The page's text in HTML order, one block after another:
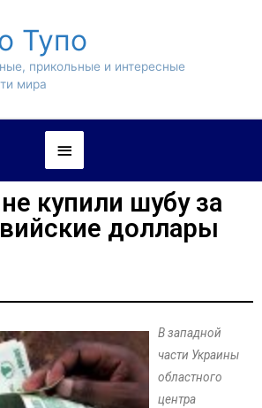
Тупо
прикольные и интересные
мира
купили шубу за
доллары
В западной
части Украины
областного
центра